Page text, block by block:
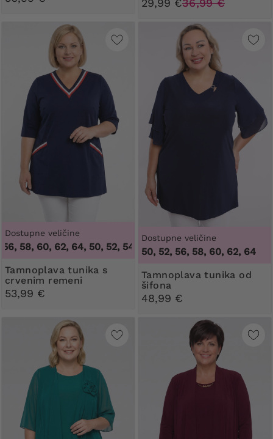
Dostupne veličine
60, 62, 64, 50, 52, 54, 56, 58, 60, 62, 64
Tamnoplava tunika s
crvenim remeni
53,99 €
Dostupne veličine
50, 52, 56, 58, 60, 62, 64
Tamnoplava tunika od
šifona
48,99 €